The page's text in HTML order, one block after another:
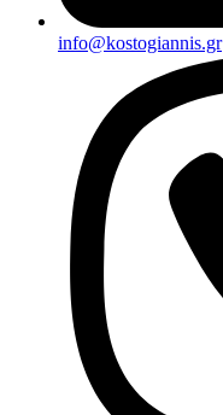
info@kostogiannis.gr